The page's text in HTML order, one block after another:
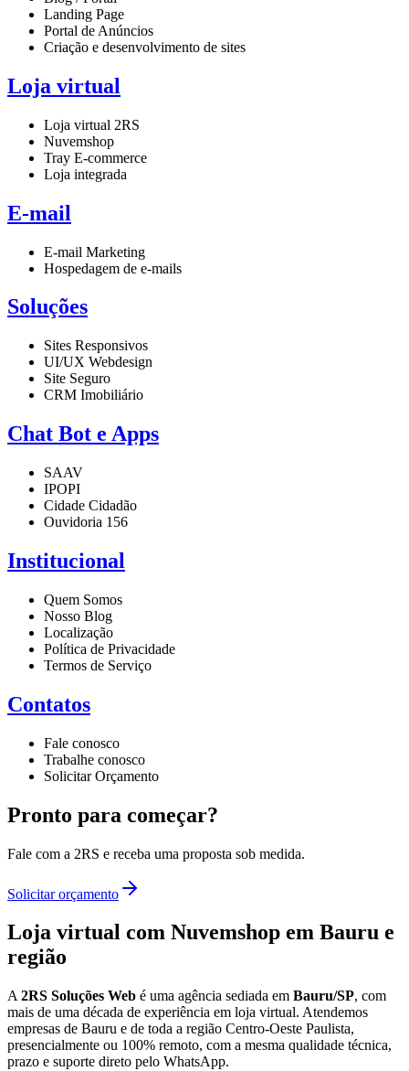
Landing Page
Portal de Anúncios
Criação e desenvolvimento de sites
Loja virtual
Loja virtual 2RS
Nuvemshop
Tray E-commerce
Loja integrada
E-mail
E-mail Marketing
Hospedagem de e-mails
Soluções
Sites Responsivos
UI/UX Webdesign
Site Seguro
CRM Imobiliário
Chat Bot e Apps
SAAV
IPOPI
Cidade Cidadão
Ouvidoria 156
Institucional
Quem Somos
Nosso Blog
Localização
Política de Privacidade
Termos de Serviço
Contatos
Fale conosco
Trabalhe conosco
Solicitar Orçamento
Pronto para começar?
Fale com a 2RS e receba uma proposta sob medida.
Solicitar orçamento
Loja virtual com Nuvemshop em Bauru e
região
A 2RS Soluções Web é uma agência sediada em Bauru/SP, com
mais de uma década de experiência em loja virtual. Atendemos
empresas de Bauru e de toda a região Centro-Oeste Paulista,
presencialmente ou 100% remoto, com a mesma qualidade técnica,
prazo e suporte direto pelo WhatsApp.